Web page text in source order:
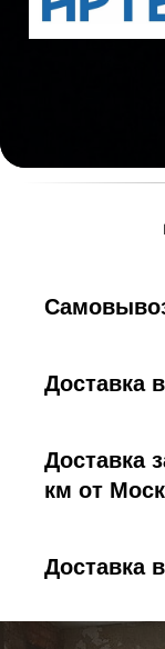
Доставка
Доставка
км от
Доставка